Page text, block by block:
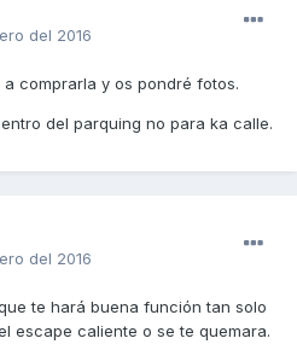
del 2016
comprarla y os pondré fotos.
del parquing no para ka calle.
del 2016
te hará buena función tan solo
escape caliente o se te quemara.